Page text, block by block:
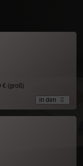
€ (groß)
in den